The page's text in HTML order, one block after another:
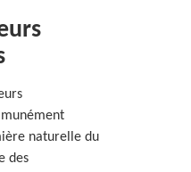
naturelle du
des